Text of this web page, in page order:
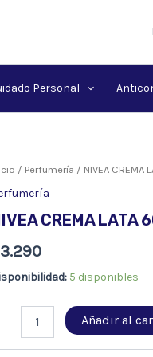
Personal
/ Perfumería / NIVEA CREMA
CREMA LATA
3.290
5 disponibles
Añadir al